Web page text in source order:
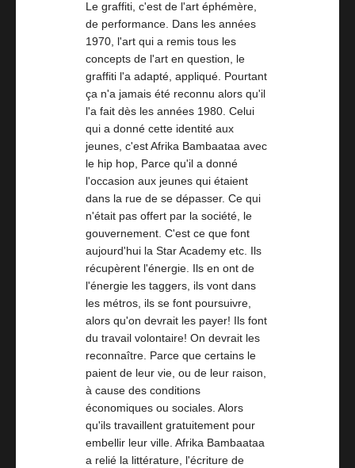
Le graffiti, c'est de l'art éphémère,
de performance. Dans les années
1970, l'art qui a remis tous les
concepts de l'art en question, le
graffiti l'a adapté, appliqué. Pourtant
ça n'a jamais été reconnu alors qu'il
l'a fait dès les années 1980. Celui
qui a donné cette identité aux
jeunes, c'est Afrika Bambaataa avec
le hip hop, Parce qu'il a donné
l'occasion aux jeunes qui étaient
dans la rue de se dépasser. Ce qui
n'était pas offert par la société, le
gouvernement. C'est ce que font
aujourd'hui la Star Academy etc. Ils
récupèrent l'énergie. Ils en ont de
l'énergie les taggers, ils vont dans
les métros, ils se font poursuivre,
alors qu'on devrait les payer! Ils font
du travail volontaire! On devrait les
reconnaître. Parce que certains le
paient de leur vie, ou de leur raison,
à cause des conditions
économiques ou sociales. Alors
qu'ils travaillent gratuitement pour
embellir leur ville. Afrika Bambaataa
a relié la littérature, l'écriture de